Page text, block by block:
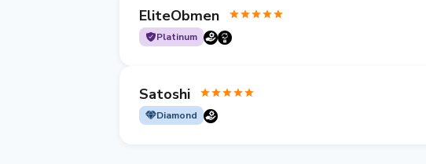
EliteObmen
Platinum
Satoshi
Diamond